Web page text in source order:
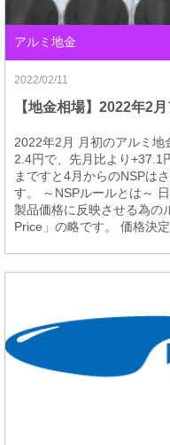
アルミ地金
2022/02/11
【地金相場】2022年2
2022年2月 月初のアルミ地
2.4円で、先月比より+37.1
まですと4月からのNSPは
す。 ～NSPルールとは～
製品価格に反映させる為の
Price」の略です。 価格決